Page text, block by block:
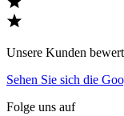
Unsere Kunden
Sehen Sie sich die
Folge uns auf